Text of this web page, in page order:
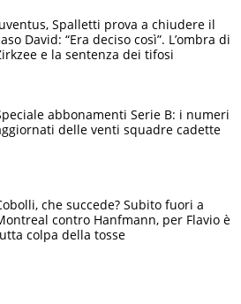
Spalletti prova a chiudere il
David: “Era deciso così”. L’ombra di
e la sentenza dei tifosi
abbonamenti Serie B: i numeri
delle venti squadre cadette
che succede? Subito fuori a
contro Hanfmann, per Flavio è
colpa della tosse